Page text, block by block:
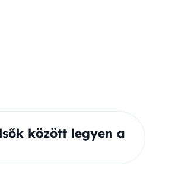
között legyen a